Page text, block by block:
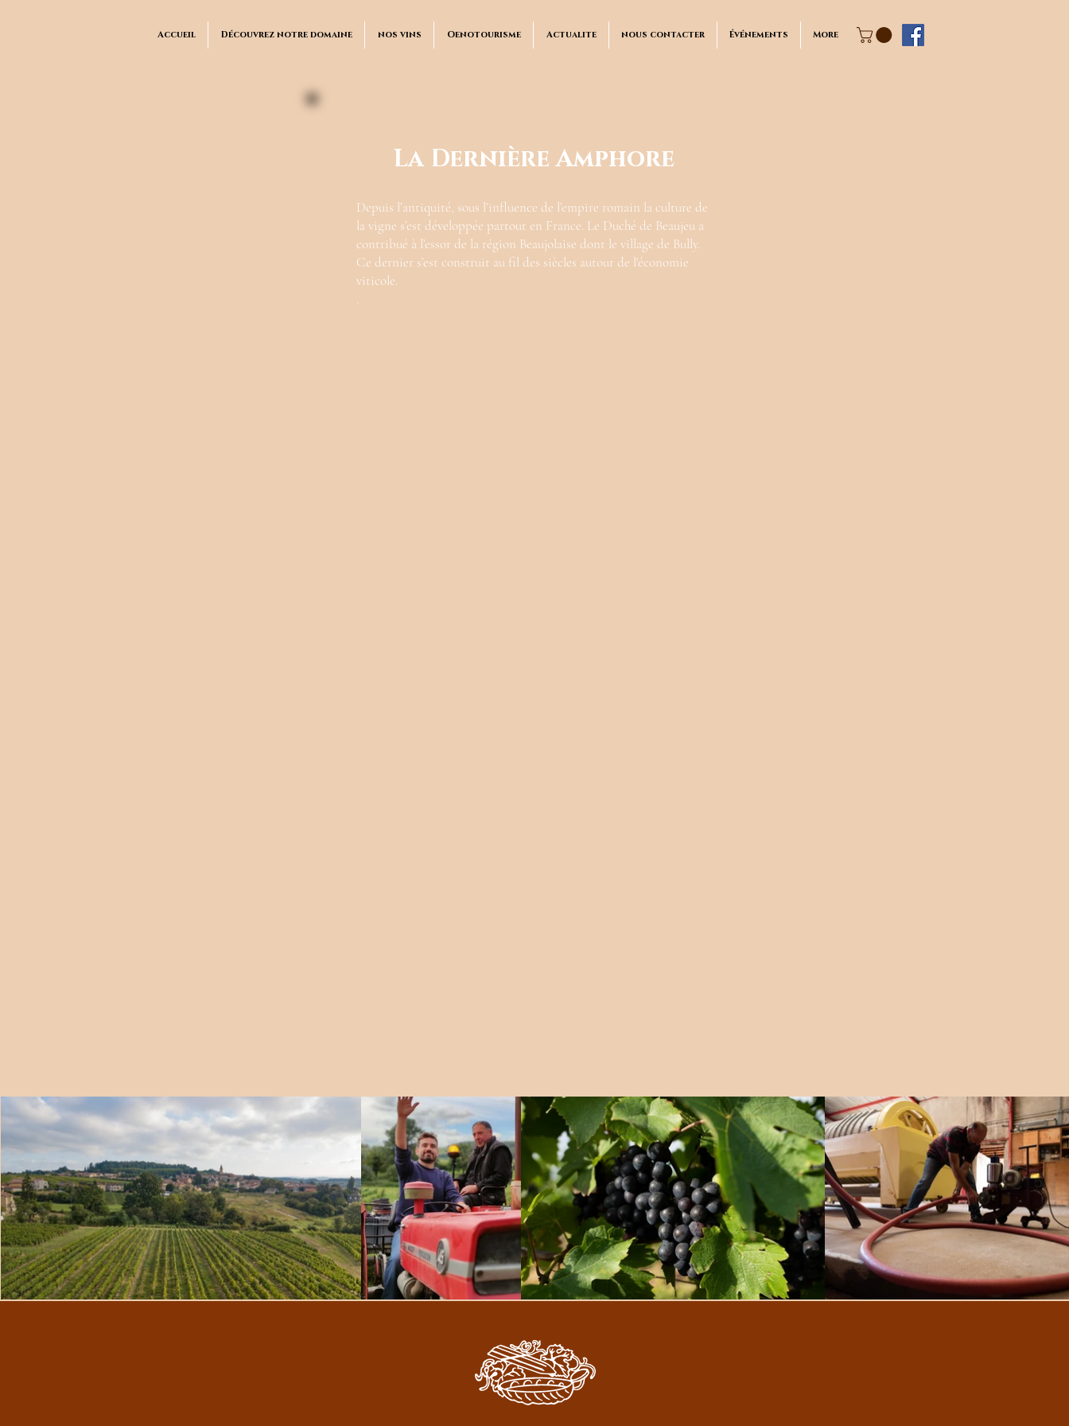
Accueil Découvrez notre domaine nos vins Oenotourisme Actualite nous contacter Événements More
La Dernière Amphore
Depuis l’antiquité, sous l’influence de l’empire romain la culture de
la vigne s’est développée partout en France. Le Duché de Beaujeu a
contribué à l’essor de la région Beaujolaise dont le village de Bully.
Ce dernier s’est construit au fil des siècles autour de l'économie
viticole.
.